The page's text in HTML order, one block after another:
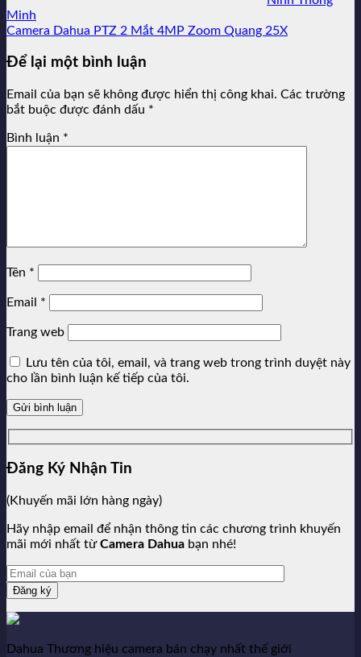
Minh
Camera Dahua PTZ 2 Mắt 4MP Zoom Quang 25X
Để lại một bình luận
Email của bạn sẽ không được hiển thị công khai. Các trường
bắt buộc được đánh dấu *
Bình luận *
Tên *
Email *
Trang web
Lưu tên của tôi, email, và trang web trong trình duyệt này
cho lần bình luận kế tiếp của tôi.
Đăng Ký Nhận Tin
(Khuyến mãi lớn hàng ngày)
Hãy nhập email để nhận thông tin các chương trình khuyến
mãi mới nhất từCamera Dahua bạn nhé!
Dahua Thương hiệu camera bán chạy nhất thế giới